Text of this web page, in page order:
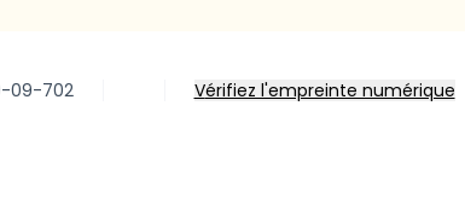
09-702 Vérifiez l'empreinte numérique